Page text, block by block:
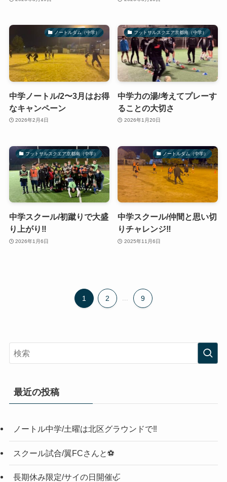
ノートルダム（中学）
中学ノートル/2〜3月はお得
なキャンペーン
2026年2月4日
フットサルスクエア京都南（中学）
中学力の湯/考えてプレーす
ることの大切さ
2026年1月20日
フットサルスクエア京都南（中学）
中学スクール/初蹴りで大盛
り上がり‼️
2026年1月6日
ノートルダム（中学）
中学スクール/仲間と思い切
りチャレンジ‼️
2025年11月6日
1 2 9
最近の投稿
ノートル中学/土曜は北区グラウンドで‼️
スクール試合/翼FCさんと⚽️
長期休み限定/サイの日開催🦏